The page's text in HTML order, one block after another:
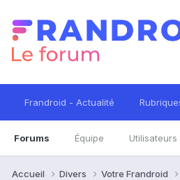
Frandroid - Actualité
Forums Équipe
Accueil Divers Votre Frandroid